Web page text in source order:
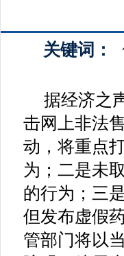
关键词：
据经济之
击网上非法
动，将重点
为；二是未
的行为；三
但发布虚假
管部门将以